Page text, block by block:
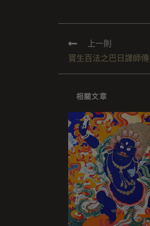
上一則
寶生百法之巴日譯師
相關文章